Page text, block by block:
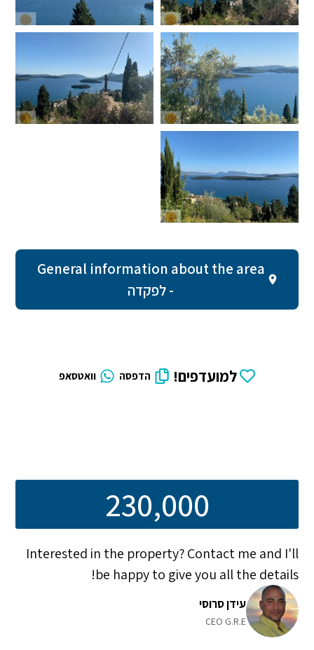
General information about the area
- לפקדה
למועדפים! הדפסה וואטסאפ
230,000
Interested in the property? Contact me and I'll
be happy to give you all the details!
עידן סרוסי
CEO G.R.E